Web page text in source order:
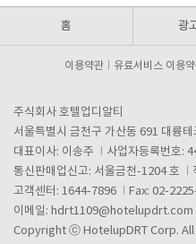
홈 광
이용약관 유료서비스 이용
주식회사 호텔업디알티
서울특별시 금천구 가산동 691 대륭
대표이사: 이송주
사업자등록번호:
통신판매업신고: 서울금천-1204 호
고객센터: 1644-7896
Fax: 02-
이메일: hdrt1109@hotelupdrt.com
Copyright ⓒ HotelupDRT Corp.